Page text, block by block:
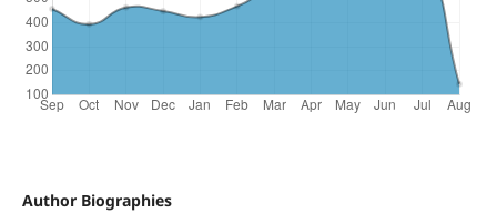
Author Biographies